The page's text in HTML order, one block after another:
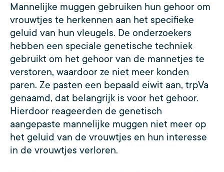
Mannelijke muggen gebruiken hun gehoor om
vrouwtjes te herkennen aan het specifieke
geluid van hun vleugels. De onderzoekers
hebben een speciale genetische techniek
gebruikt om het gehoor van de mannetjes te
verstoren, waardoor ze niet meer konden
paren. Ze pasten een bepaald eiwit aan, trpVa
genaamd, dat belangrijk is voor het gehoor.
Hierdoor reageerden de genetisch
aangepaste mannelijke muggen niet meer op
het geluid van de vrouwtjes en hun interesse
in de vrouwtjes verloren.